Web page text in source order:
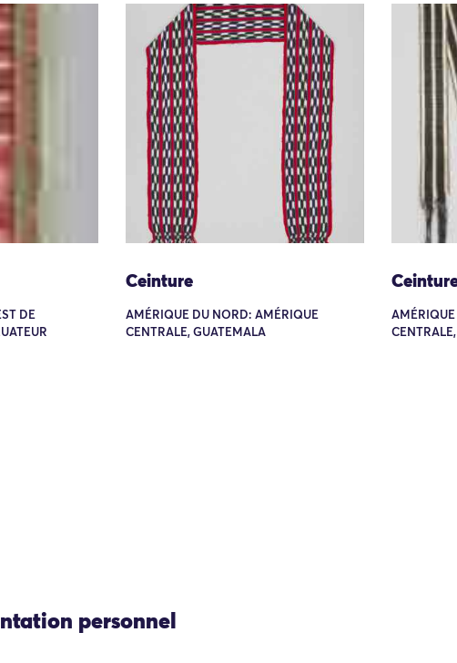
DE
Ceinture
AMÉRIQUE DU NORD: AMÉRIQUE
CENTRALE, GUATEMALA
personnel